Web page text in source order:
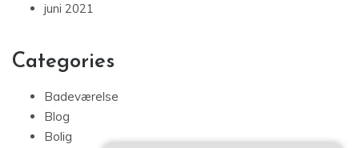
juni 2021
Categories
Badeværelse
Blog
Bolig